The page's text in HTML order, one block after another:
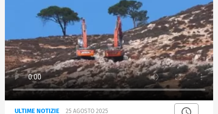
ULTIME NOTIZIE 25 AGOSTO 2025